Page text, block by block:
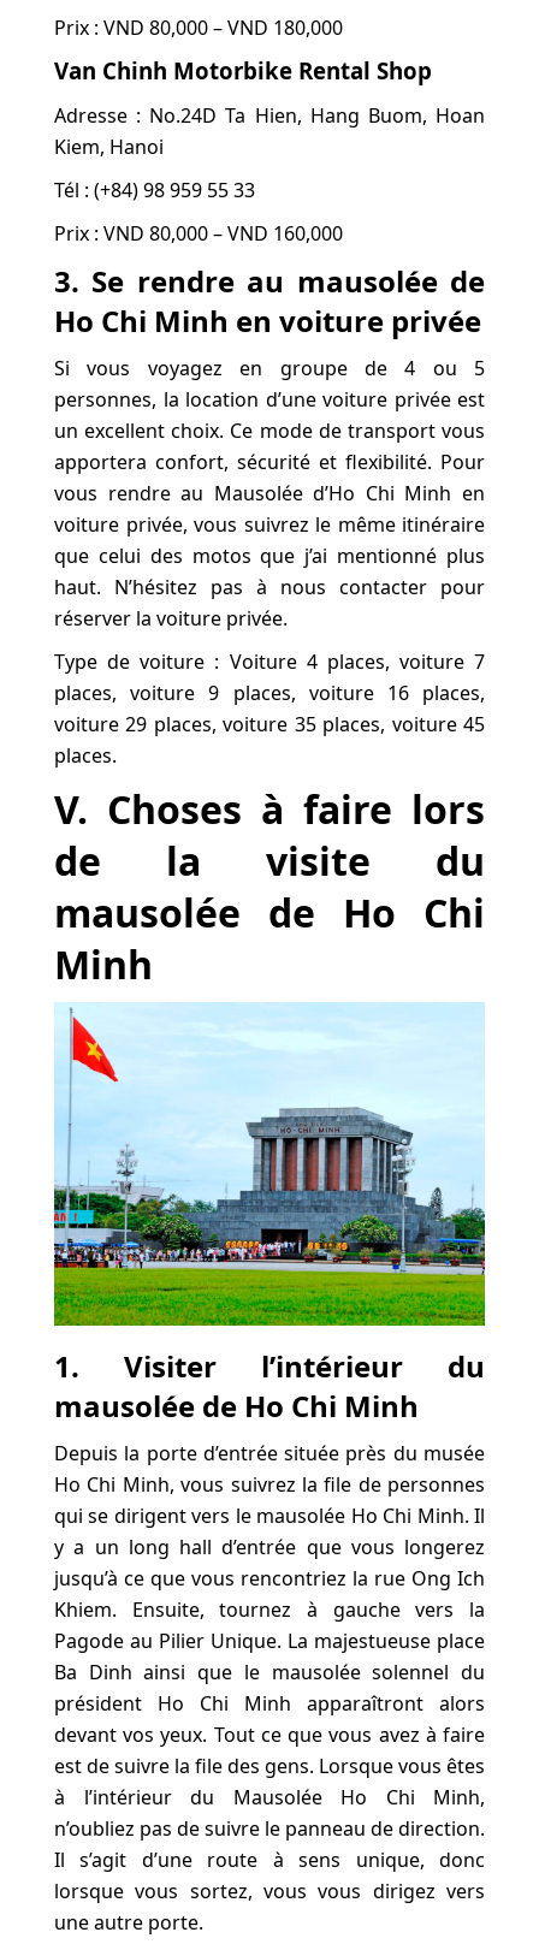
Prix : VND 80,000 – VND 180,000
Van Chinh Motorbike Rental Shop
Adresse : No.24D Ta Hien, Hang Buom, Hoan
Kiem, Hanoi
Tél : (+84) 98 959 55 33
Prix : VND 80,000 – VND 160,000
3. Se rendre au mausolée de
Ho Chi Minh en voiture privée
Si vous voyagez en groupe de 4 ou 5
personnes, la location d’une voiture privée est
un excellent choix. Ce mode de transport vous
apportera confort, sécurité et flexibilité. Pour
vous rendre au Mausolée d’Ho Chi Minh en
voiture privée, vous suivrez le même itinéraire
que celui des motos que j’ai mentionné plus
haut. N’hésitez pas à nous contacter pour
réserver la voiture privée.
Type de voiture : Voiture 4 places, voiture 7
places, voiture 9 places, voiture 16 places,
voiture 29 places, voiture 35 places, voiture 45
places.
V. Choses à faire lors
de la visite du
mausolée de Ho Chi
Minh
1. Visiter l’intérieur du
mausolée de Ho Chi Minh
Depuis la porte d’entrée située près du musée
Ho Chi Minh, vous suivrez la file de personnes
qui se dirigent vers le mausolée Ho Chi Minh. Il
y a un long hall d’entrée que vous longerez
jusqu’à ce que vous rencontriez la rue Ong Ich
Khiem. Ensuite, tournez à gauche vers la
Pagode au Pilier Unique. La majestueuse place
Ba Dinh ainsi que le mausolée solennel du
président Ho Chi Minh apparaîtront alors
devant vos yeux. Tout ce que vous avez à faire
est de suivre la file des gens. Lorsque vous êtes
à l’intérieur du Mausolée Ho Chi Minh,
n’oubliez pas de suivre le panneau de direction.
Il s’agit d’une route à sens unique, donc
lorsque vous sortez, vous vous dirigez vers
une autre porte.